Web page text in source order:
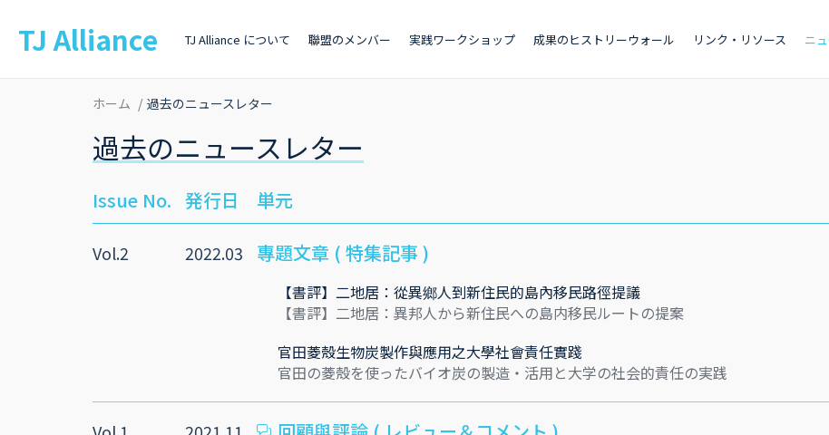
TJ Alliance TJ Alliance について 聯盟のメンバー 実践ワークショップ 成果のヒストリーウォール リンク・リソース ニ
ホーム 過去のニュースレター
過去のニュースレター
Issue No. 発行日 単元
Vol.2 2022.03 專題文章 ( 特集記事 )
【書評】二地居：從異鄉人到新住民的島內移民路徑提議
【書評】二地居：異邦人から新住民への島内移民ルートの提案
官田菱殼生物炭製作與應用之大學社會責任實踐
官田の菱殼を使ったバイオ炭の製造・活用と大学の社会的責任の実践